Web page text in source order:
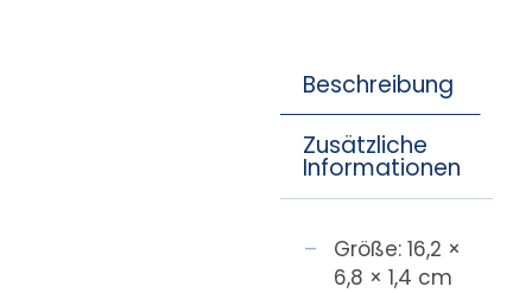
Beschreibung
Zusätzliche
Informationen
Größe: 16,2 ×
6,8 × 1,4 cm